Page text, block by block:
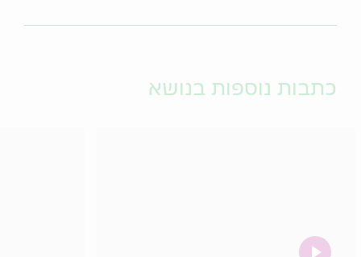
כתבות נוספות בנושא
video